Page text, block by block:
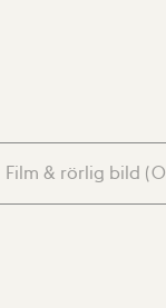
Film & rörlig bild (0